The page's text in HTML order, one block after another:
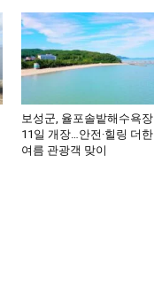
보성군, 율포솔밭해수욕장
11일 개장…안전·힐링 더한
여름 관광객 맞이